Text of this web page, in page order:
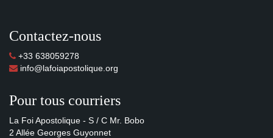
Contactez-nous
+33 638059278
info@lafoiapostolique.org
Pour tous courriers
La Foi Apostolique - S / C Mr. Bobo
2 Allée Georges Guyonnet